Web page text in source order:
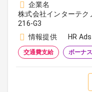
企業名
株式会社インターテ
216-G3
情報提供
HR
交通費支給 ボーナ